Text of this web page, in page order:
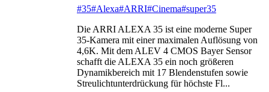
#35#Alexa#ARRI#Cinema#super35
Die ARRI ALEXA 35 ist eine moderne Super
35-Kamera mit einer maximalen Auflösung von
4,6K. Mit dem ALEV 4 CMOS Bayer Sensor
schafft die ALEXA 35 ein noch größeren
Dynamikbereich mit 17 Blendenstufen sowie
Streulichtunterdrückung für höchste Fl...